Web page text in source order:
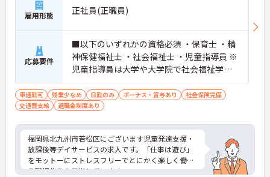
雇用形態 正社員(正職員)
応募要件
■以下のいずれかの資格必須 ・保育士 ・精
神保健福祉士 ・社会福祉士 ・児童指導員 ※
児童指導員は大学や大学院で社会福祉学・
心理学・教育学・社会学のいずれかを専修
する学科や研究科を修了している方、幼稚
園・小学校・中学校・義務教育校・高等学
有している方、児童福祉施設で2年（最終学
歴が中卒の方は3年以上）の実務経験がある
方が対象です ■経験不問 ■普通自動車運転
免許（AT限定可）あれば尚可
車通勤可 残業少なめ 日勤のみ ボーナス・賞与あり
社会保険完備
交通費支給
退職金制度あり
福岡県北九州市若松区にございます児童発達支援・
放課後等デイサービスの求人です。「仕事は遊び」
をモットーにストレスフリーでとにかく楽しく働け
る職場作りを目指しています。